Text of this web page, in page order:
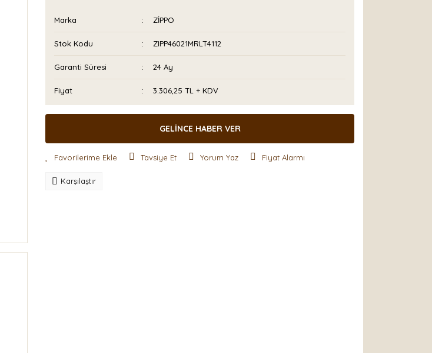
Marka ZİPPO
Stok Kodu ZIPP46021MRLT4112
Garanti Süresi 24 Ay
Fiyat 3.306,25 TL + KDV
GELİNCE HABER VER
Tavsiye Et Yorum Yaz Fiyat Alarmı
Karşılaştır